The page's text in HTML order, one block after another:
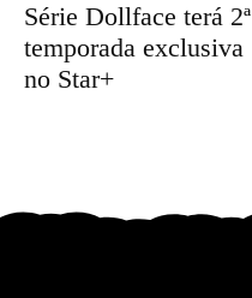
Série Dollface terá 2ª
temporada exclusiva
no Star+